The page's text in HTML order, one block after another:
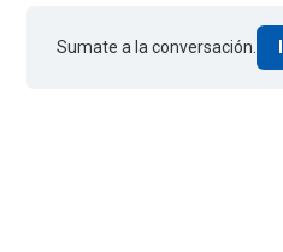
Sumate a la conversación.